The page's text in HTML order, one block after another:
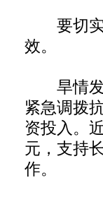
要切实
效。
旱情发
紧急调拨
资投入。
元，支持
作。